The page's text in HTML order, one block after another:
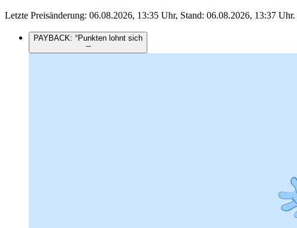
Letzte Preisänderung: 06.08.2026, 13:35 Uhr, Stand: 06.08.2026, 13:37 Uhr.
PAYBACK: °Punkten lohnt sich